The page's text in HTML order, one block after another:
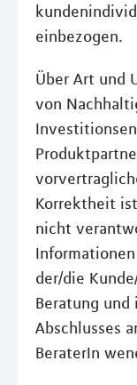
einbezogen.
Über Art und
von
Korrektheit
nicht
der/die
Beratung
Abschlusses
BeraterIn